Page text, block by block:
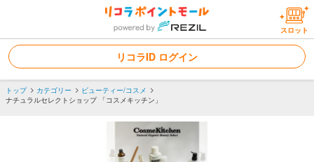
スロット
リコラID ログイン
トップ カテゴリー
ビューティー/コスメ
ナチュラルセレクトショップ 「コスメキッチン」